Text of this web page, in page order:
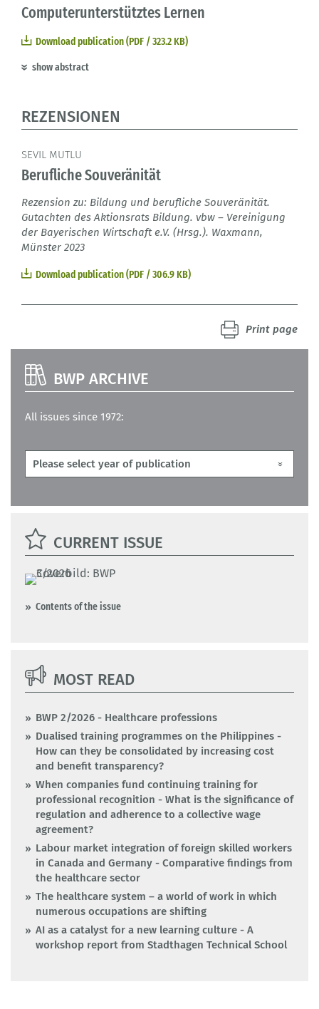
Computerunterstütztes Lernen
Download publication (PDF / 323.2 KB)
show abstract
REZENSIONEN
SEVIL MUTLU
Berufliche Souveränität
Rezension zu: Bildung und berufliche Souveränität.
Gutachten des Aktionsrats Bildung. vbw – Vereinigung
der Bayerischen Wirtschaft e.V. (Hrsg.). Waxmann,
Münster 2023
Download publication (PDF / 306.9 KB)
Print page
BWP ARCHIVE
All issues since 1972:
CURRENT ISSUE
Contents of the issue
MOST READ
BWP 2/2026 - Healthcare professions
Dualised training programmes on the Philippines -
How can they be consolidated by increasing cost
and benefit transparency?
When companies fund continuing training for
professional recognition - What is the significance of
regulation and adherence to a collective wage
agreement?
Labour market integration of foreign skilled workers
in Canada and Germany - Comparative findings from
the healthcare sector
The healthcare system – a world of work in which
numerous occupations are shifting
AI as a catalyst for a new learning culture - A
workshop report from Stadthagen Technical School